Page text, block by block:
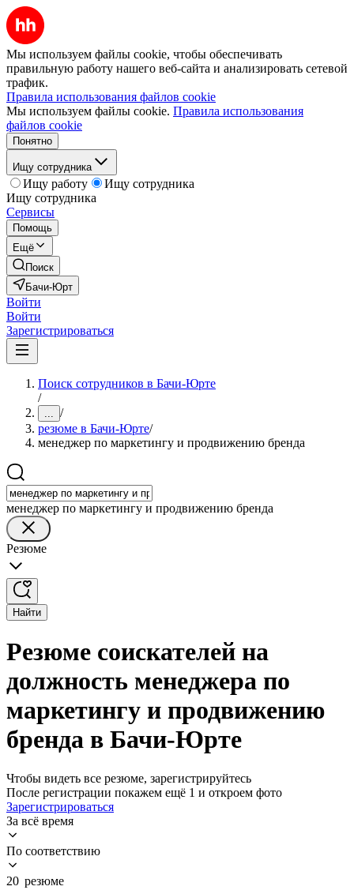
Мы используем файлы cookie, чтобы обеспечивать
правильную работу нашего веб-сайта и анализировать сетевой
трафик.
Правила использования файлов cookie
Мы используем файлы cookie. Правила использования
файлов cookie
Понятно
Ищу сотрудника
Ищу работу
Ищу сотрудника
Ищу сотрудника
Сервисы
Помощь
Ещё
Поиск
Бачи-Юрт
Войти
Войти
Зарегистрироваться
Поиск сотрудников в Бачи-Юрте
/
... /
резюме в Бачи-Юрте/
менеджер по маркетингу и продвижению бренда
менеджер по маркетингу и продвижению бренда
Резюме
Найти
Резюме соискателей на
должность менеджера по
маркетингу и продвижению
бренда в Бачи-Юрте
Чтобы видеть все резюме, зарегистрируйтесь
После регистрации покажем ещё 1 и откроем фото
Зарегистрироваться
За всё время
По соответствию
20 резюме